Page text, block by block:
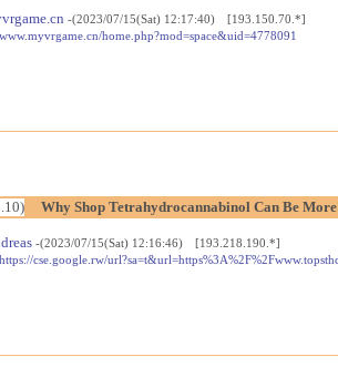
-(2023/07/15(Sat) 12:17:40) [193.150.70.*]
home.php?mod=space&uid=4778091
Why Shop Tetrahydrocannabinol Can Be
-(2023/07/15(Sat) 12:16:46) [193.218.190.*]
cse.google.rw/